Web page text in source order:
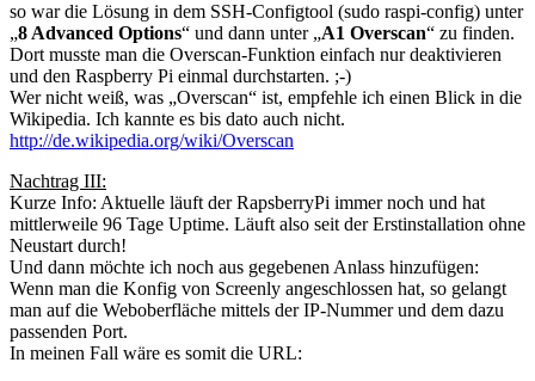
so war die Lösung in dem SSH-Configtool (sudo raspi-config) unter
„8 Advanced Options“ und dann unter „A1 Overscan“ zu finden.
Dort musste man die Overscan-Funktion einfach nur deaktivieren
und den Raspberry Pi einmal durchstarten. ;-)
Wer nicht weiß, was „Overscan“ ist, empfehle ich einen Blick in die
Wikipedia. Ich kannte es bis dato auch nicht.
http://de.wikipedia.org/wiki/Overscan
Nachtrag III:
Kurze Info: Aktuelle läuft der RapsberryPi immer noch und hat
mittlerweile 96 Tage Uptime. Läuft also seit der Erstinstallation ohne
Neustart durch!
Und dann möchte ich noch aus gegebenen Anlass hinzufügen:
Wenn man die Konfig von Screenly angeschlossen hat, so gelangt
man auf die Weboberfläche mittels der IP-Nummer und dem dazu
passenden Port.
In meinen Fall wäre es somit die URL: